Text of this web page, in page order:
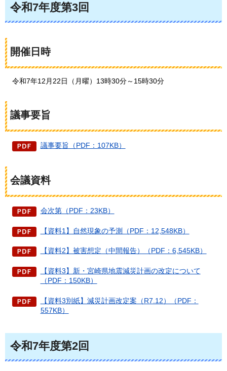
令和7年度第3回
開催日時
令和7年12月22日（月曜）13時30分～15時30分
議事要旨
議事要旨（PDF：107KB）
会議資料
会次第（PDF：23KB）
【資料1】自然現象の予測（PDF：12,548KB）
【資料2】被害想定（中間報告）（PDF：6,545KB）
【資料3】新・宮崎県地震減災計画の改定について
（PDF：150KB）
【資料3別紙】減災計画改定案（R7.12）（PDF：
557KB）
令和7年度第2回